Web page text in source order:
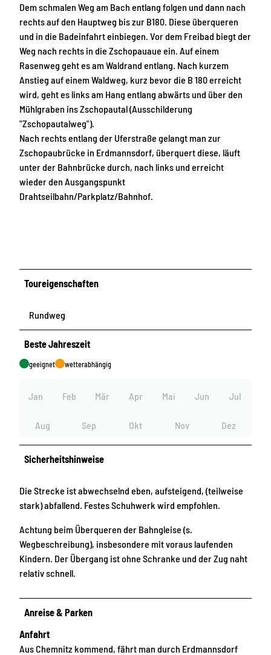
Dem schmalen Weg am Bach entlang folgen und dann nach
rechts auf den Hauptweg bis zur B180. Diese überqueren
und in die Badeinfahrt einbiegen. Vor dem Freibad biegt der
Weg nach rechts in die Zschopauaue ein. Auf einem
Rasenweg geht es am Waldrand entlang. Nach kurzem
Anstieg auf einem Waldweg, kurz bevor die B 180 erreicht
wird, geht es links am Hang entlang abwärts und über den
Mühlgraben ins Zschopautal (Ausschilderung
"Zschopautalweg").
Nach rechts entlang der Uferstraße gelangt man zur
Zschopaubrücke in Erdmannsdorf, überquert diese, läuft
unter der Bahnbrücke durch, nach links und erreicht
wieder den Ausgangspunkt
Drahtseilbahn/Parkplatz/Bahnhof.
Toureigenschaften
Rundweg
Beste Jahreszeit
geeignet wetterabhängig
Jan Feb Mär Apr Mai Jun Jul
Aug Sep Okt Nov Dez
Sicherheitshinweise
Die Strecke ist abwechselnd eben, aufsteigend, (teilweise
stark) abfallend. Festes Schuhwerk wird empfohlen.
Achtung beim Überqueren der Bahngleise (s.
Wegbeschreibung), insbesondere mit voraus laufenden
Kindern. Der Übergang ist ohne Schranke und der Zug naht
relativ schnell.
Anreise & Parken
Anfahrt
Aus Chemnitz kommend, fährt man durch Erdmannsdorf